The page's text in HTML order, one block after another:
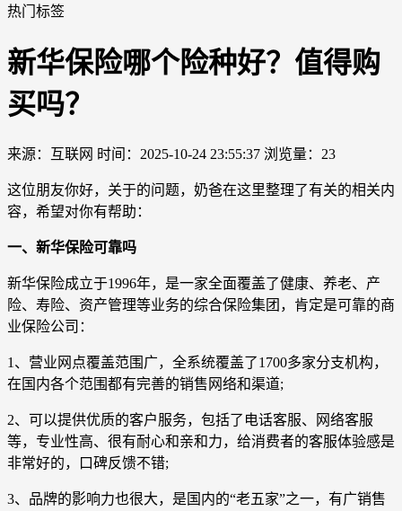
热门标签
新华保险哪个险种好？值得购
买吗？
来源：互联网 时间：2025-10-24 23:55:37 浏览量：23
这位朋友你好，关于的问题，奶爸在这里整理了有关的相关内
容，希望对你有帮助：
一、新华保险可靠吗
新华保险成立于1996年，是一家全面覆盖了健康、养老、产
险、寿险、资产管理等业务的综合保险集团，肯定是可靠的商
业保险公司：
1、营业网点覆盖范围广，全系统覆盖了1700多家分支机构，
在国内各个范围都有完善的销售网络和渠道;
2、可以提供优质的客户服务，包括了电话客服、网络客服
等，专业性高、很有耐心和亲和力，给消费者的客服体验感是
非常好的，口碑反馈不错;
3、品牌的影响力也很大，是国内的“老五家”之一，有广销售